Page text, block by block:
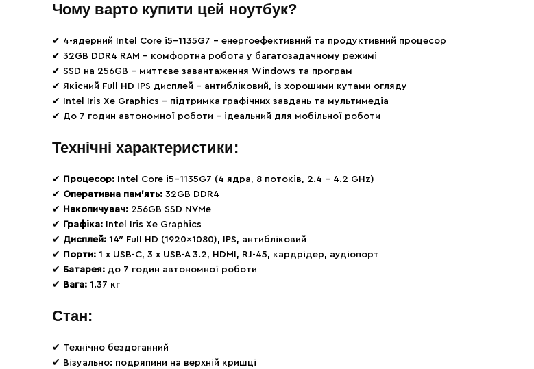
Чому варто купити цей ноутбук?
✔ 4-ядерний Intel Core i5-1135G7 – енергоефективний та продуктивний процесор
✔ 32GB DDR4 RAM – комфортна робота у багатозадачному режимі
✔ SSD на 256GB – миттєве завантаження Windows та програм
✔ Якісний Full HD IPS дисплей – антибліковий, із хорошими кутами огляду
✔ Intel Iris Xe Graphics – підтримка графічних завдань та мультимедіа
✔ До 7 годин автономної роботи – ідеальний для мобільної роботи
Технічні характеристики:
✔ Процесор: Intel Core i5-1135G7 (4 ядра, 8 потоків, 2.4 – 4.2 GHz)
✔ Оперативна пам’ять: 32GB DDR4
✔
Накопичувач: 256GB SSD NVMe
✔
Графіка: Intel Iris Xe Graphics
✔ Дисплей: 14″ Full HD (1920×1080), IPS, антибліковий
✔
Порти: 1 x USB-C, 3 x USB-A 3.2, HDMI, RJ-45, кардрідер, аудіопорт
✔
Батарея: до 7 годин автономної роботи
✔
Вага: 1.37 кг
Стан:
✔ Технічно бездоганний
✔ Візуально: подряпини на верхній кришці